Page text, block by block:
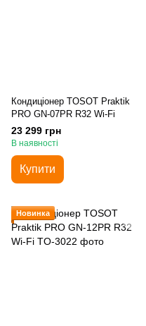
Кондиціонер TOSOT Praktik
PRO GN-07PR R32 Wi-Fi
23 299 грн
В наявності
Купити
Новинка